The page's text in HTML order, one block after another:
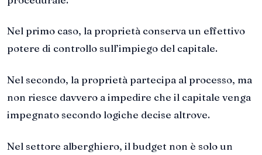
Nel primo caso, la proprietà conserva un effettivo
potere di controllo sull’impiego del capitale.
Nel secondo, la proprietà partecipa al processo, ma
non riesce davvero a impedire che il capitale venga
impegnato secondo logiche decise altrove.
Nel settore alberghiero, il budget non è solo un